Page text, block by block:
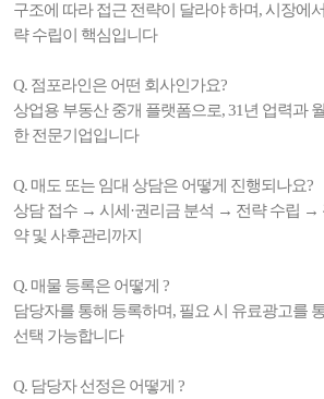
구조에 따라 접근 전략이 달라야 하며, 시장에
략 수립이 핵심입니다
Q. 점포라인은 어떤 회사인가요?
상업용 부동산 중개 플랫폼으로, 31년 업력과
한 전문기업입니다
Q. 매도 또는 임대 상담은 어떻게 진행되나요?
상담 접수 → 시세·권리금 분석 → 전략 수립 →
약 및 사후관리까지
Q. 매물 등록은 어떻게 ?
담당자를 통해 등록하며, 필요 시 유료광고를
선택 가능합니다
Q. 담당자 선정은 어떻게 ?